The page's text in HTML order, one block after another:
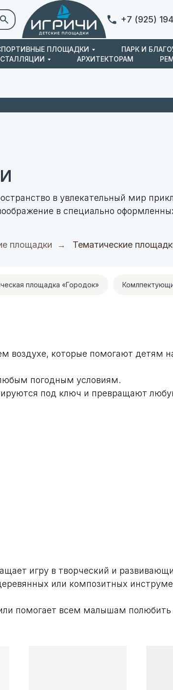
+7 (925)
ПЛОЩАДКИ ПАРК И
АРХИТЕКТОРАМ
в увлекательный мир
в специально
площадки → Тематические
площадка «Городок»
которые помогают детям
погодным условиям.
под ключ и превращают
игру в творческий и
или композитных
помогает всем малышам полюбить